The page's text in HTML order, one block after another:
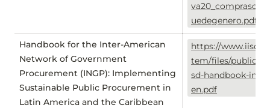
uedegenero.pdf
Handbook for the Inter-American
Network of Government
Procurement (INGP): Implementing
Sustainable Public Procurement in
Latin America and the Caribbean
https://
tem/files/
sd-handbook-
en.pdf